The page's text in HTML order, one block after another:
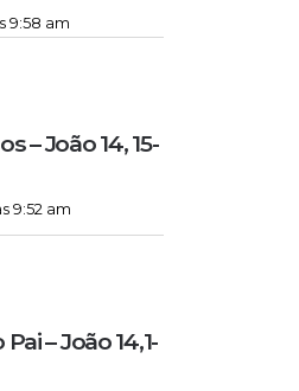
9:58 am
– João 14, 15-
9:52 am
– João 14,1-